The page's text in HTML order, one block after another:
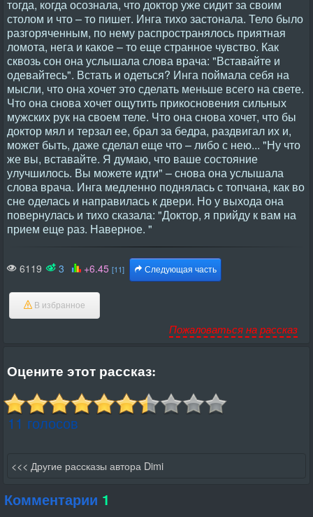
6119 3 +6.45 [11] Следующая часть
В избранное
Пожаловаться на рассказ
Оцените этот рассказ:
11 голосов
<<< Другие рассказы автора Dimi
Комментарии 1